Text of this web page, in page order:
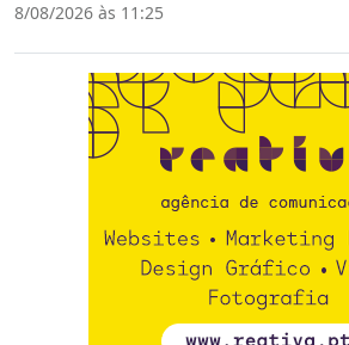
8/08/2026 às 11:25